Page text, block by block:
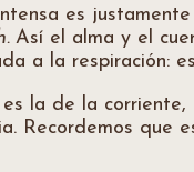
es
Así el alma y el
a la
la de la
Recordemos que